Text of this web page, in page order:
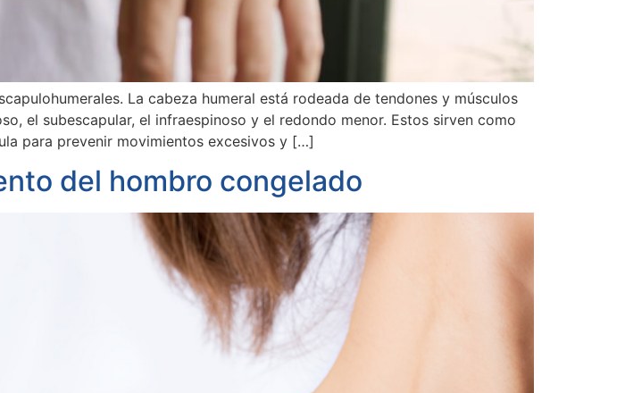
La cabeza humeral está rodeada de tendones y músculos
el subescapular, el infraespinoso y el redondo menor. Estos sirven como
para prevenir movimientos excesivos y […]
del hombro congelado